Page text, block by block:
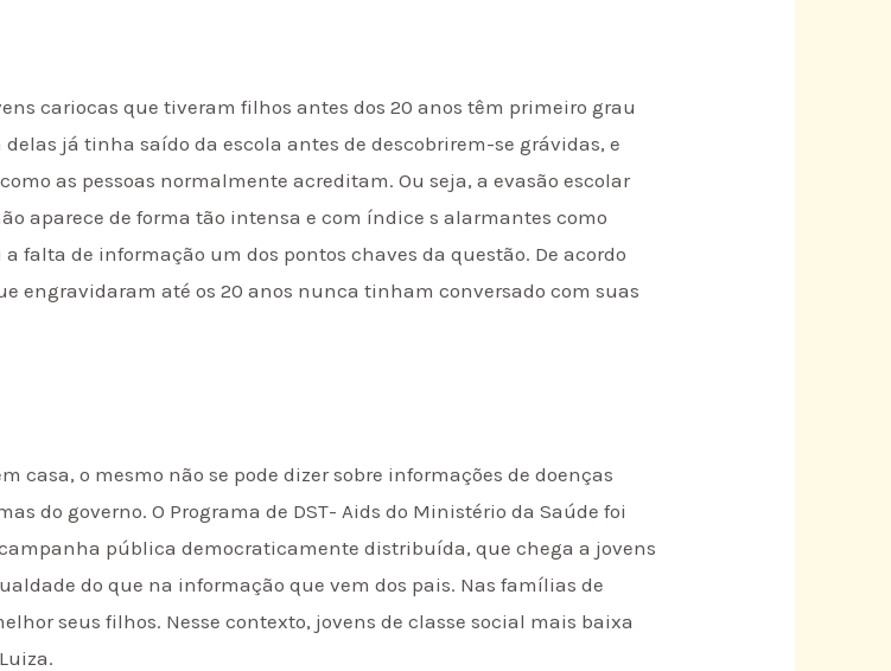
cariocas que tiveram filhos antes dos 20 anos têm primeiro grau
já tinha saído da escola antes de descobrirem-se grávidas, e
as pessoas normalmente acreditam. Ou seja, a evasão escolar
aparece de forma tão intensa e com índice s alarmantes como
falta de informação um dos pontos chaves da questão. De acordo
engravidaram até os 20 anos nunca tinham conversado com suas
casa, o mesmo não se pode dizer sobre informações de doenças
do governo. O Programa de DST- Aids do Ministério da Saúde foi
pública democraticamente distribuída, que chega a jovens
do que na informação que vem dos pais. Nas famílias de
seus filhos. Nesse contexto, jovens de classe social mais baixa